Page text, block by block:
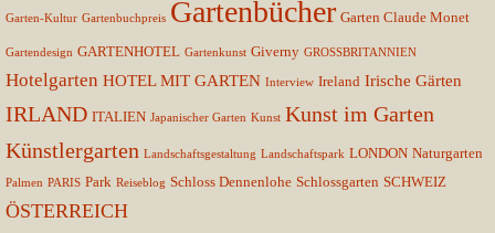
Garten-Kultur Gartenbuchpreis Gartenbücher Garten Claude Monet
Gartendesign GARTENHOTEL Gartenkunst Giverny GROSSBRITANNIEN
Hotelgarten HOTEL MIT GARTEN Interview Ireland Irische Gärten
IRLAND ITALIEN Japanischer Garten Kunst Kunst im Garten
Künstlergarten Landschaftsgestaltung Landschaftspark LONDON Naturgarten
Palmen PARIS Park Reiseblog Schloss Dennenlohe Schlossgarten SCHWEIZ
ÖSTERREICH